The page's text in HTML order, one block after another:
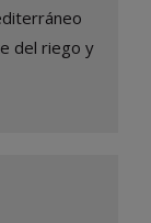
del riego y